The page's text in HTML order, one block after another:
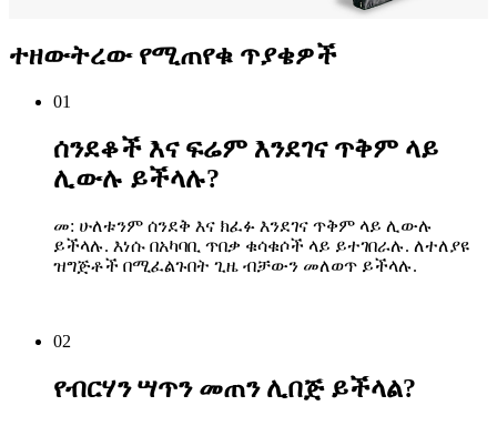
ተዘውትረው የሚጠየቁ ጥያቄዎች
01
ሰንደቆች እና ፍሬም እንደገና ጥቅም ላይ
ሊውሉ ይችላሉ?
መ: ሁለቱንም ሰንደቅ እና ክፈፉ እንደገና ጥቅም ላይ ሊውሉ
ይችላሉ. እነሱ በአካባቢ ጥበቃ ቁሳቁሶች ላይ ይተገበራሉ. ለተለያዩ
ዝግጅቶች በሚፈልጉበት ጊዜ ብቻውን መለወጥ ይችላሉ.
02
የብርሃን ሣጥን መጠን ሊበጅ ይችላል?